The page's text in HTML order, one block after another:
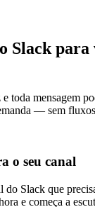
Slack
toda mensagem
— sem
o seu canal
Slack que
e começa a